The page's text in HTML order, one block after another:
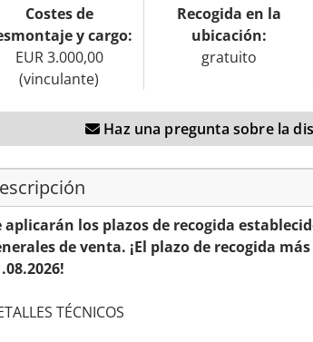
Costes de
y cargo:
EUR 3.000,00
(vinculante)
Recogida en la
ubicación:
gratuito
Haz una pregunta sobre la
aplicarán los plazos de recogida
de venta. ¡El plazo de recogida
TÉCNICOS